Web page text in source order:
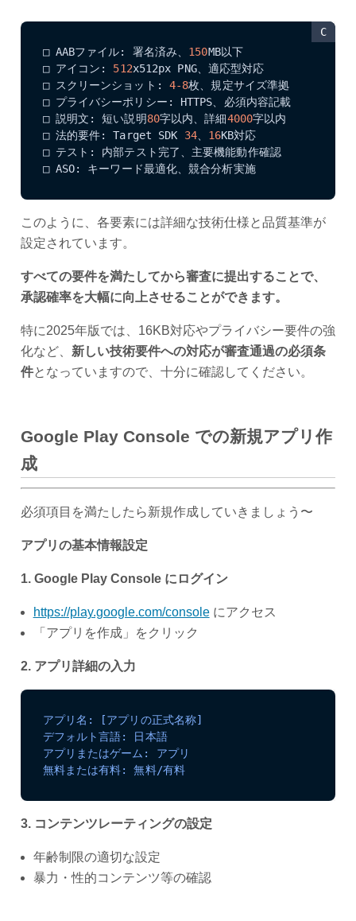
C
□ AABファイル: 署名済み、 150MB以下
□ アイコン: 512x512px PNG、適応型対応
□ スクリーンショット: 4-8枚、規定サイズ準拠
□ プライバシーポリシー: HTTPS、必須内容記載
□ 説明文: 短い説明80字以内、詳細4000字以内
□ 法的要件: Target SDK 34、 16KB対応
□ テスト: 内部テスト完了、主要機能動作確認
□ ASO: キーワード最適化、競合分析実施
このように、各要素には詳細な技術仕様と品質基準が
設定されています。
すべての要件を満たしてから審査に提出することで、
承認確率を大幅に向上させることができます。
特に2025年版では、16KB対応やプライバシー要件の強
化など、 新しい技術要件への対応が審査通過の必須条
件となっていますので、十分に確認してください。
Google Play Console での新規アプリ作
成
必須項目を満たしたら新規作成していきましょう〜
アプリの基本情報設定
1. Google Play Console にログイン
https://play.google.com/consoleにアクセス
「アプリを作成」をクリック
2. アプリ詳細の入力
アプリ名: [アプリの正式名称]
デフォルト言語: 日本語
アプリまたはゲーム: アプリ
無料または有料: 無料/有料
3. コンテンツレーティングの設定
年齢制限の適切な設定
暴力・性的コンテンツ等の確認